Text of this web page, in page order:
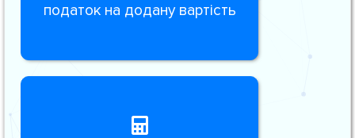
податок на додану вартість